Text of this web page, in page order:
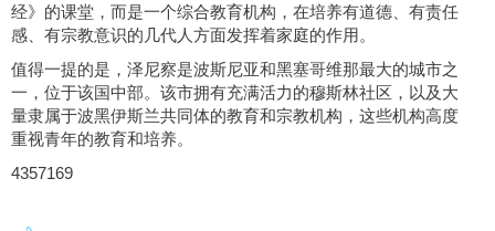
经》的课堂，而是一个综合教育机构，在培养有道德、有责任
感、有宗教意识的几代人方面发挥着家庭的作用。
值得一提的是，泽尼察是波斯尼亚和黑塞哥维那最大的城市之
一，位于该国中部。该市拥有充满活力的穆斯林社区，以及大
量隶属于波黑伊斯兰共同体的教育和宗教机构，这些机构高度
重视青年的教育和培养。
4357169